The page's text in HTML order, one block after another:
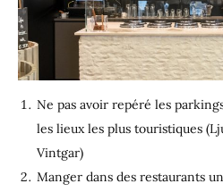
Ne pas avoir repéré les
les lieux les plus touristiques
Vintgar)
Manger dans des restaurants